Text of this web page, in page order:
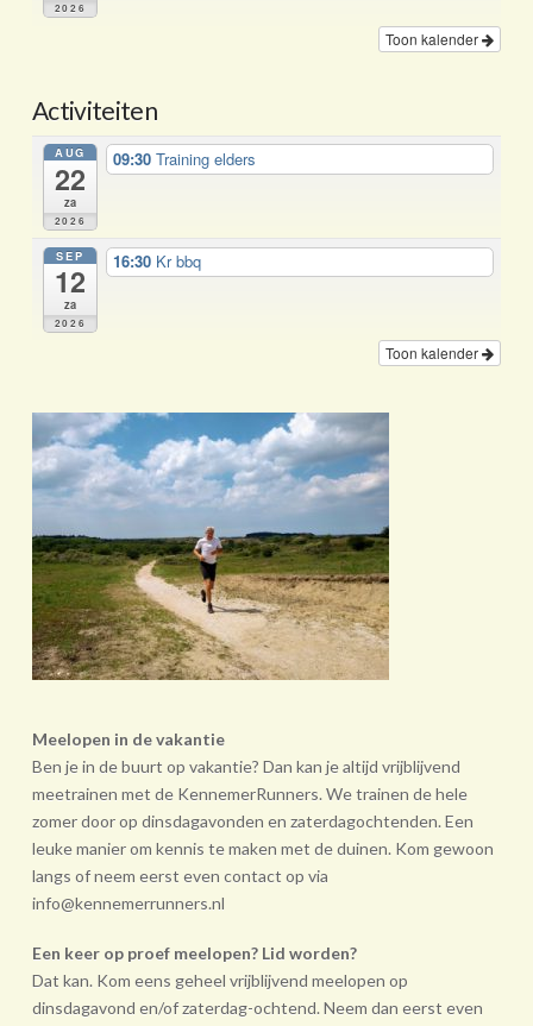
2026
Toon kalender
Activiteiten
AUG
22
za
2026
09:30Training elders
SEP
12
za
2026
16:30 Kr bbq
Toon kalender
Meelopen in de vakantie
Ben je in de buurt op vakantie? Dan kan je altijd vrijblijvend
meetrainen met de KennemerRunners. We trainen de hele
zomer door op dinsdagavonden en zaterdagochtenden. Een
leuke manier om kennis te maken met de duinen. Kom gewoon
langs of neem eerst even contact op via
info@kennemerrunners.nl
Een keer op proef meelopen? Lid worden?
Dat kan. Kom eens geheel vrij­blijvend meelopen op
dinsdagavond en/of zaterdag-ochtend. Neem dan eerst even